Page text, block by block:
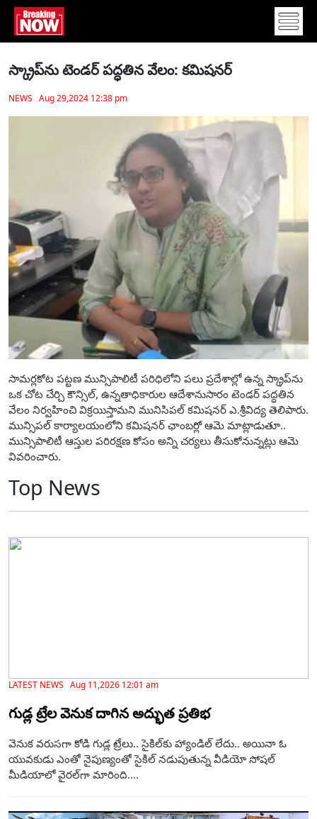
స్క్రాప్‌ను టెండర్ పద్ధతిన వేలం: కమిషనర్
NEWS Aug 29,2024 12:38 pm
సామర్లకోట పట్టణ మున్సిపాలిటీ పరిధిలోని పలు ప్రదేశాల్లో ఉన్న స్క్రాప్‌ను
ఒక చోట చేర్చి కౌన్సిల్, ఉన్నతాధికారుల ఆదేశానుసారం టెండర్ పద్ధతిన
వేలం నిర్వహించి విక్రయిస్తామని మునిసిపల్ కమిషనర్ ఎ.శ్రీవిద్య తెలిపారు.
మున్సిపల్ కార్యాలయంలోని కమిషనర్ ఛాంబర్లో ఆమె మాట్లాడుతూ..
మున్సిపాలిటీ ఆస్తుల పరిరక్షణ కోసం అన్ని చర్యలు తీసుకోనున్నట్లు ఆమె
వివరించారు.
Top News
LATEST NEWS Aug 11,2026 12:01 am
గుడ్ల ట్రేల వెనుక దాగిన అద్భుత ప్రతిభ
వెనుక వరుసగా కోడి గుడ్ల ట్రేలు.. సైకిల్‌కు హ్యాండిల్ లేదు.. అయినా ఓ
యువకుడు ఎంతో నైపుణ్యంతో సైకిల్ నడుపుతున్న వీడియో సోషల్
మీడియాలో వైరల్‌గా మారింది....